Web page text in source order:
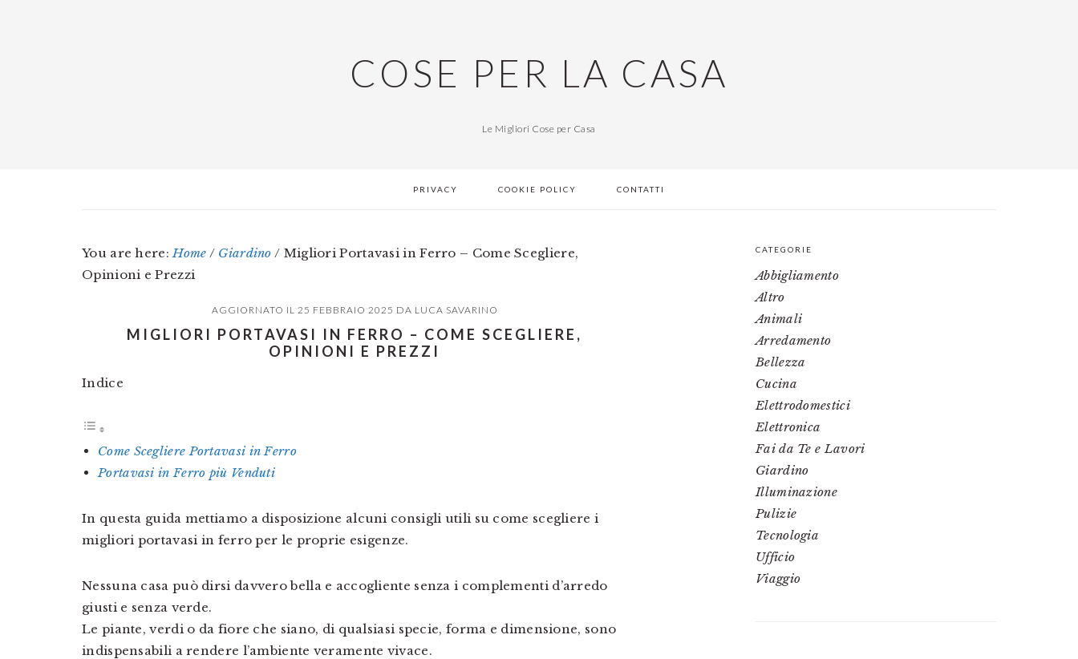
COSE PER LA CASA
Le Migliori Cose per Casa
PRIVACY COOKIE POLICY CONTATTI
You are here:Home / Giardino / Migliori Portavasi in Ferro – Come Scegliere,
Opinioni e Prezzi
AGGIORNATO IL 25 FEBBRAIO 2025 DA LUCA SAVARINO
MIGLIORI PORTAVASI IN FERRO – COME SCEGLIERE,
OPINIONI E PREZZI
Indice
Come Scegliere Portavasi in Ferro
Portavasi in Ferro più Venduti
In questa guida mettiamo a disposizione alcuni consigli utili su come scegliere i
migliori portavasi in ferro per le proprie esigenze.
Nessuna casa può dirsi davvero bella e accogliente senza i complementi d’arredo
giusti e senza verde.
Le piante, verdi o da fiore che siano, di qualsiasi specie, forma e dimensione, sono
indispensabili a rendere l’ambiente veramente vivace.
PRIMARY
SIDEBAR
CATEGORIE
Abbigliamento
Altro
Animali
Arredamento
Bellezza
Cucina
Elettrodomestici
Elettronica
Fai da Te e Lavori
Giardino
Illuminazione
Pulizie
Tecnologia
Ufficio
Viaggio